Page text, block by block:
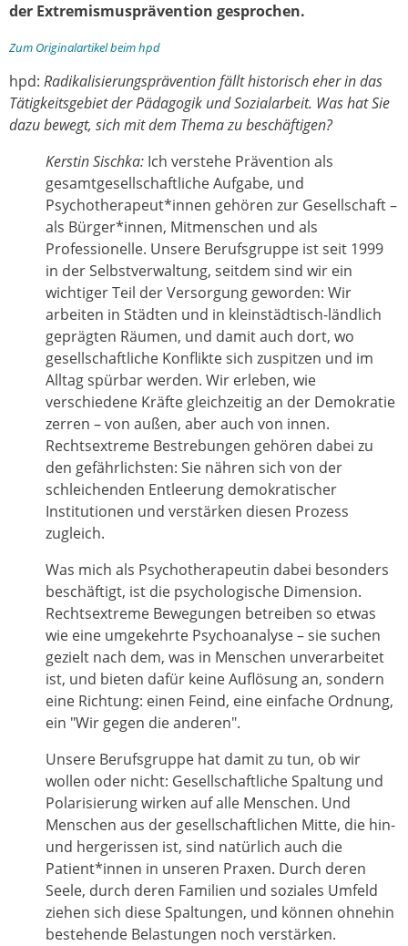
der Extremismusprävention gesprochen.
Zum Originalartikel beim hpd
hpd: Radikalisierungsprävention fällt historisch eher in das
Tätigkeitsgebiet der Pädagogik und Sozialarbeit. Was hat Sie
dazu bewegt, sich mit dem Thema zu beschäftigen?
Kerstin Sischka: Ich verstehe Prävention als
gesamtgesellschaftliche Aufgabe, und
Psychotherapeut*innen gehören zur Gesellschaft –
als Bürger*innen, Mitmenschen und als
Professionelle. Unsere Berufsgruppe ist seit 1999
in der Selbstverwaltung, seitdem sind wir ein
wichtiger Teil der Versorgung geworden: Wir
arbeiten in Städten und in kleinstädtisch-ländlich
geprägten Räumen, und damit auch dort, wo
gesellschaftliche Konflikte sich zuspitzen und im
Alltag spürbar werden. Wir erleben, wie
verschiedene Kräfte gleichzeitig an der Demokratie
zerren – von außen, aber auch von innen.
Rechtsextreme Bestrebungen gehören dabei zu
den gefährlichsten: Sie nähren sich von der
schleichenden Entleerung demokratischer
Institutionen und verstärken diesen Prozess
zugleich.
Was mich als Psychotherapeutin dabei besonders
beschäftigt, ist die psychologische Dimension.
Rechtsextreme Bewegungen betreiben so etwas
wie eine umgekehrte Psychoanalyse – sie suchen
gezielt nach dem, was in Menschen unverarbeitet
ist, und bieten dafür keine Auflösung an, sondern
eine Richtung: einen Feind, eine einfache Ordnung,
ein "Wir gegen die anderen".
Unsere Berufsgruppe hat damit zu tun, ob wir
wollen oder nicht: Gesellschaftliche Spaltung und
Polarisierung wirken auf alle Menschen. Und
Menschen aus der gesellschaftlichen Mitte, die hin-
und hergerissen ist, sind natürlich auch die
Patient*innen in unseren Praxen. Durch deren
Seele, durch deren Familien und soziales Umfeld
ziehen sich diese Spaltungen, und können ohnehin
bestehende Belastungen noch verstärken.